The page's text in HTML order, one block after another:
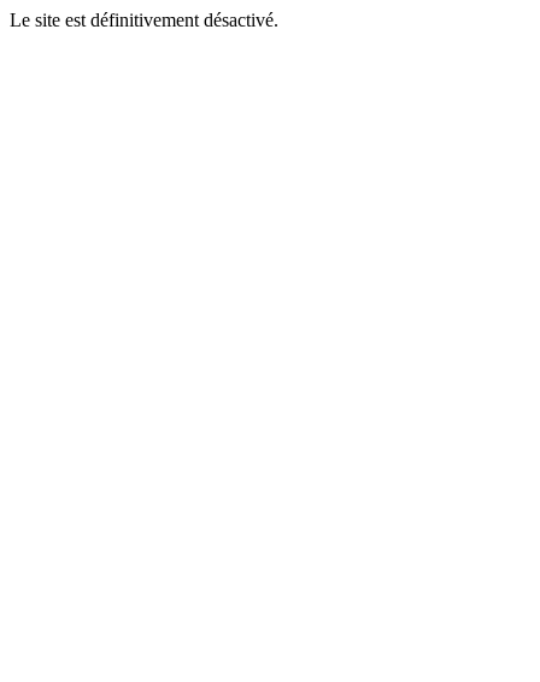
Le site est définitivement désactivé.